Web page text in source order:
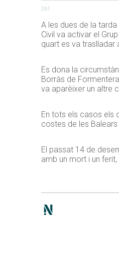
261
A les dues de la
Civil va activar el
quart es va traslladar
Es dona la
Borràs de
va aparèixer un altre
En tots els casos els
costes de les Balears
El passat 14 de
amb un mort i un ferit,